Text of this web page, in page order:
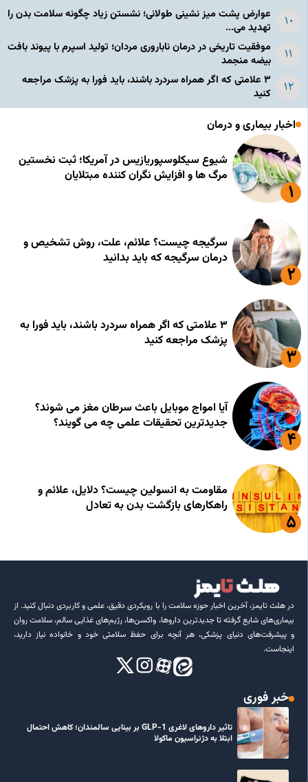
عوارض پشت میز نشینی طولانی؛ نشستن زیاد چگونه سلامت بدن را
تهدید می...
موفقیت تاریخی در درمان ناباروری مردان؛ تولید اسپرم با پیوند بافت
بیضه منجمد
۳ علامتی که اگر همراه سردرد باشند، باید فورا به پزشک مراجعه
کنید
اخبار بیماری و درمان
شیوع سیکلوسپوریازیس در آمریکا؛ ثبت نخستین
مرگ ها و افزایش نگران کننده مبتلایان
سرگیجه چیست؟ علائم، علت، روش تشخیص و
درمان سرگیجه که باید بدانید
۳ علامتی که اگر همراه سردرد باشند، باید فورا به
پزشک مراجعه کنید
آیا امواج موبایل باعث سرطان مغز می شوند؟
جدیدترین تحقیقات علمی چه می گویند؟
مقاومت به انسولین چیست؟ دلایل، علائم و
راهکارهای بازگشت بدن به تعادل
در هلث تایمز، آخرین اخبار حوزه سلامت را با رویکردی دقیق، علمی و کاربردی دنبال کنید. از
بیماری‌های شایع گرفته تا جدیدترین داروها، واکسن‌ها، رژیم‌های غذایی سالم، سلامت روان
و پیشرفت‌های دنیای پزشکی، هر آنچه برای حفظ سلامتی خود و خانواده نیاز دارید،
اینجاست.
خبر فوری
تاثیر داروهای لاغری GLP-1 بر بینایی سالمندان؛ کاهش احتمال
ابتلا به دژنراسیون ماکولا